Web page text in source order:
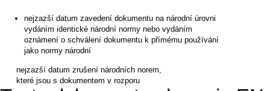
nejzazší datum zavedení dokumentu na národní úrovni
vydáním identické národní normy nebo vydáním
oznámení o schválení dokumentu k přímému používání
jako normy národní
nejzazší datum zrušení národních norem,
které jsou s dokumentem v rozporu